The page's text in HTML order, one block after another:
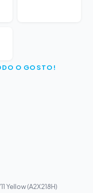
O GOSTO!
Yellow (A2X218H)